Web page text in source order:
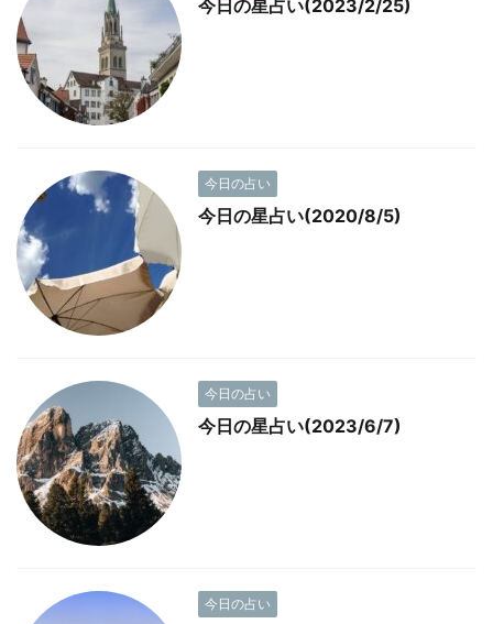
今日の星占い(2023/2/25)
今日の占い
今日の星占い(2020/8/5)
今日の占い
今日の星占い(2023/6/7)
今日の占い